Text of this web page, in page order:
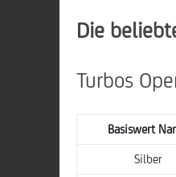
Die
Turbos
Basiswert
Silber